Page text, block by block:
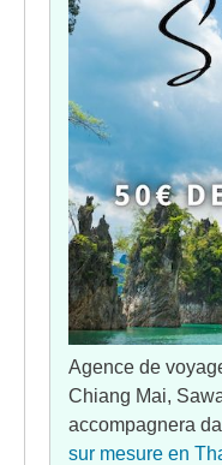
Agence de
Chiang Mai,
accompagnera
sur mesure en